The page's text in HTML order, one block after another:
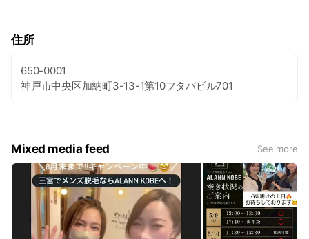
住所
650-0001
神戸市中央区加納町3-13-1第10フタバビル701
Mixed media feed See more